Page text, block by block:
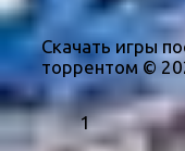
Скачать игры
торрентом ©
1